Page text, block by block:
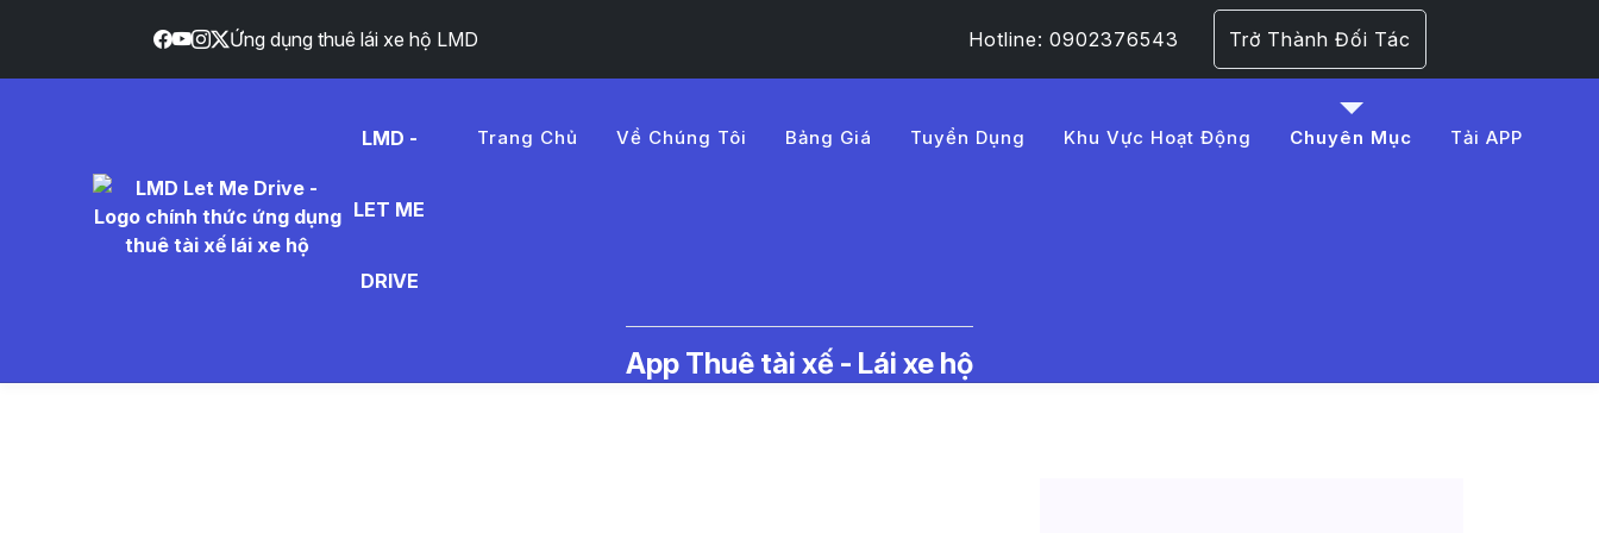
Ứng dụng thuê lái xe hộ LMD Hotline: 0902376543 Trở Thành Đối Tác
LMD -
LET ME
DRIVE
Trang Chủ Về Chúng Tôi Bảng Giá Tuyển Dụng Khu Vực Hoạt Động Chuyên Mục Tải APP
App Thuê tài xế - Lái xe hộ
gi%E1%BA%A5y%20ph%C3%A9p%20l%C3%A1i%20xe
- Tin Tức Thuê Tài Xế Lái Xe Hộ | LMD - Trang 1​